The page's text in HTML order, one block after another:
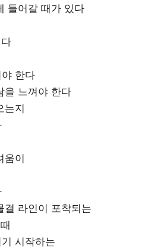
들어갈 때가 있다
다
한다
을 느껴야 한다
는지
움이
결 라인이 포착되는
시작하는